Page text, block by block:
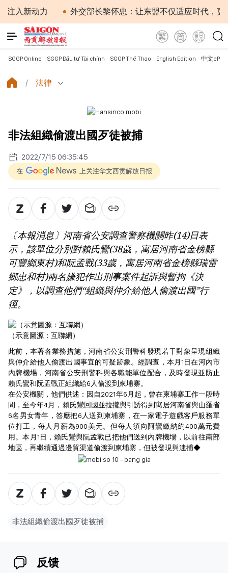
入新动力 外交部长黎怀忠：让东盟不仅适应时代，更主
SGGP Online SGGP Đầu tư Tài chính SGGP Thể Thao English Edition 中文
法律
非法組織偷渡出國歹徒被捕
2022/7/15 06:35:45
在 上关注华文西贡解放日报
〔本報消息〕河南省公安調查警察機關昨(14)日表
示，該單位分別對賴氏鸞(38歲，寓居河南省金榜縣
可豐鄉東村)和阮孟戰(33歲，寓居河南省金榜縣瑞雷
鄉忠和村)兩名嫌犯作出刑事案件起訴與暫拘《決
定》，以調查他們“組織與仲介給他人偷渡出國”行
徑。
（示意圖源：互聯網）
此前，本著各業務措施，河南省公安刑警科發現若干對象呈現組織
與仲介給他人偷渡出國事宜的可疑跡象。經調查，本月1日在河內市
內牌機場，河南省公安刑警科與各職能單位配合，及時發現並防止
賴氏鸞和阮孟戰正組織給6人偷渡到柬埔寨。
在公安機關，他們供述：因自2021年6月起，曾在柬埔寨工作一段時
間，至今年4月，賴氏鸞回國並拉攏與引誘得到寓居河南省與山羅省
6名男女青年，答應把6人送到柬埔寨，在一家電子遊戲客戶服務單
位打工，每人月薪為900美元。但每人須向阿鸞繳納約400萬元費
用。本月1日，賴氏鸞與阮孟戰已把他們送到內牌機場，以前往南部
地區，再繼續通過邊貿渠道偷渡到柬埔寨，但被發現與逮捕◆
非法組織偷渡出國歹徒被捕
反馈